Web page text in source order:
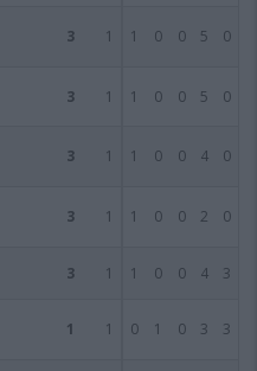
3 1 1 0 0 5 0
3 1 1 0 0 5 0
3 1 1 0 0 4 0
3 1 1 0 0 2 0
3 1 1 0 0 4 3
1 1 0 1 0 3 3